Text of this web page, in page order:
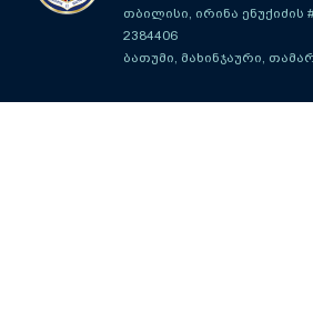
თბილისი, ირინა ენუქიძის
2384406
ბათუმი, მახინჯაური,